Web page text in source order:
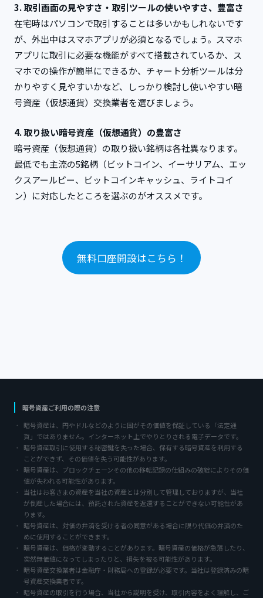
3. 取引画面の見やすさ・取引ツールの使いやすさ、豊富さ
在宅時はパソコンで取引することは多いかもしれないです
が、外出中はスマホアプリが必須となるでしょう。スマホ
アプリに取引に必要な機能がすべて搭載されているか、ス
マホでの操作が簡単にできるか、チャート分析ツールは分
かりやすく見やすいかなど、しっかり検討し使いやすい暗
号資産（仮想通貨）交換業者を選びましょう。
4. 取り扱い暗号資産（仮想通貨）の豊富さ
暗号資産（仮想通貨）の取り扱い銘柄は各社異なります。
最低でも主流の5銘柄（ビットコイン、イーサリアム、エッ
クスアールピー、ビットコインキャッシュ、ライトコイ
ン）に対応したところを選ぶのがオススメです。
無料口座開設はこちら！
暗号資産ご利用の際の注意
暗号資産は、円やドルなどのように国がその価値を保証している「法定通
貨」ではありません。インターネット上でやりとりされる電子データです。
暗号資産取引に使用する秘密鍵を失った場合、保有する暗号資産を利用する
ことができず、その価値を失う可能性があります。
暗号資産は、ブロックチェーンその他の移転記録の仕組みの破綻によりその価
値が失われる可能性があります。
当社はお客さまの資産を当社の資産とは分別して管理しておりますが、当社
が倒産した場合には、預託された資産を返還することができない可能性があ
ります。
暗号資産は、対価の弁済を受ける者の同意がある場合に限り代価の弁済のた
めに使用することができます。
暗号資産は、価格が変動することがあります。暗号資産の価格が急落したり、
突然無価値になってしまったりと、損失を被る可能性があります。
暗号資産交換業者は金融庁・財務局への登録が必要です。当社は登録済みの暗
号資産交換業者です。
暗号資産の取引を行う場合、当社から説明を受け、取引内容をよく理解し、ご